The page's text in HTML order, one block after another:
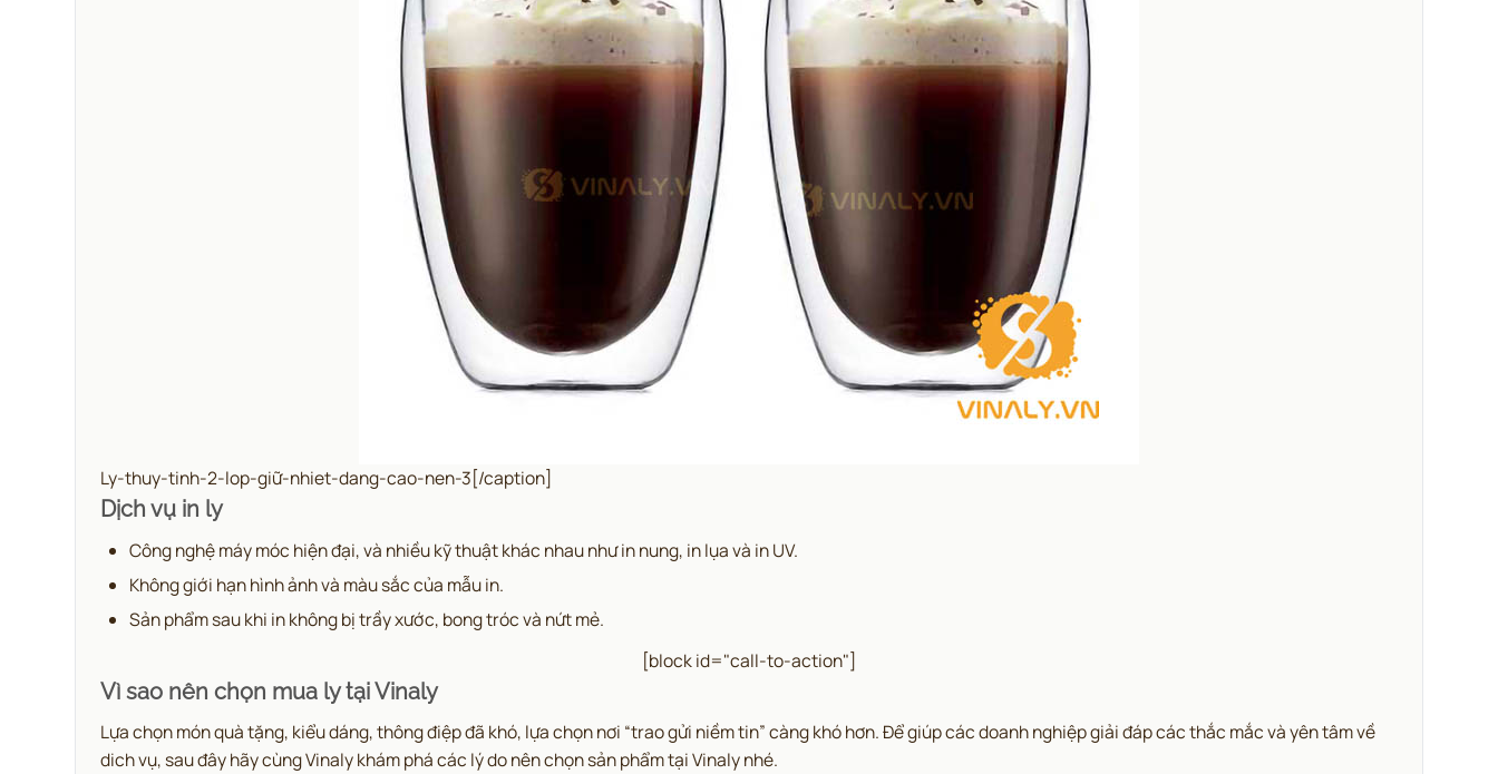
Ly-thuy-tinh-2-lop-giữ-nhiet-dang-cao-nen-3[/caption]
Dịch vụ in ly
Công nghệ máy móc hiện đại, và nhiều kỹ thuật khác nhau như in nung, in lụa và in UV.
Không giới hạn hình ảnh và màu sắc của mẫu in.
Sản phẩm sau khi in không bị trầy xước, bong tróc và nứt mẻ.
[block id="call-to-action"]
Vì sao nên chọn mua ly tại Vinaly
Lựa chọn món quà tặng, kiểu dáng, thông điệp đã khó, lựa chọn nơi “trao gửi niềm tin” càng khó hơn. Để giúp các doanh nghiệp giải đáp các thắc mắc và yên tâm về
dich vụ, sau đây hãy cùng Vinaly khám phá các lý do nên chọn sản phẩm tại Vinaly nhé.